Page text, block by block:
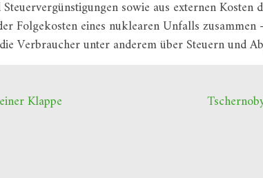
sowie aus externen Kosten
Folgekosten eines nuklearen Unfalls
Verbraucher unter anderem über Steuern und
Klappe